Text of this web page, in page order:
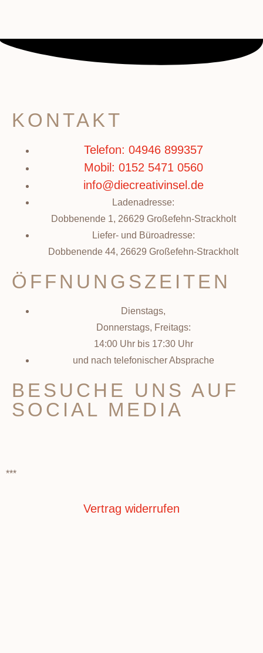
KONTAKT
Telefon: 04946 899357
Mobil: 0152 5471 0560
info@diecreativinsel.de
Ladenadresse:
Dobbenende 1, 26629 Großefehn-Strackholt
Liefer- und Büroadresse:
Dobbenende 44, 26629 Großefehn-Strackholt
ÖFFNUNGSZEITEN
Dienstags,
Donnerstags, Freitags:
14:00 Uhr bis 17:30 Uhr
und nach telefonischer Absprache
BESUCHE UNS AUF
SOCIAL MEDIA
***
Vertrag widerrufen